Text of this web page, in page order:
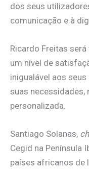
dos seus
comunicação e à
Ricardo Freitas
um nível de
inigualável aos
suas necessidades,
personalizada.
Santiago Solanas,
Cegid na Península
países africanos de